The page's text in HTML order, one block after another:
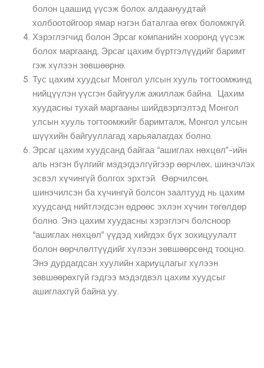
болон цаашид үүсэж болох алдаануудтай
холбоотойгоор ямар нэгэн баталгаа өгөх боломжгүй.
Хэрэглэгчид болон Эрсаг компанийн хооронд үүсэж
болох маргаанд, Эрсаг цахим бүртгэлүүдийг баримт
гэж хүлээн зөвшөөрнө.
Тус цахим хуудсыг Монгол улсын хууль тогтоомжинд
нийцүүлэн үүсгэн байгуулж ажиллаж байна. Цахим
хуудасны тухай маргааны шийдвэрлэлтэд Монгол
улсын хууль тогтоомжийг баримталж, Монгол улсын
шүүхийн байгууллагад харьяалагдах болно.
Эрсаг цахим хуудсанд байгаа “ашиглах нөхцөл”-ийн
аль нэгэн бүлгийг мэдэгдэлгүйгээр өөрчлөх, шинэчлэх
эсвэл хүчингүй болгох эрхтэй. Өөрчилсөн,
шинэчилсэн ба хүчингүй болсон заалтууд нь цахим
хуудсанд нийтлэгдсэн өдрөөс эхлэн хүчин төгөлдөр
болно. Энэ цахим хуудасны хэрэглэгч болсноор
“ашиглах нөхцөл” үүдэд хийгдэх бүх зохицуулалт
болон өөрчлөлтүүдийг хүлээн зөвшөөрсөнд тооцно.
Энэ дурдагдсан хуулийн хариуцлагыг хүлээн
зөвшөөрөхгүй гэдгээ мэдэгдвэл цахим хуудсыг
ашиглахгүй байна уу.